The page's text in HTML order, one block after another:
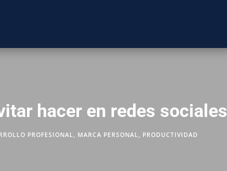
hacer en redes sociales
PROFESIONAL, MARCA PERSONAL, PRODUCTIVIDAD